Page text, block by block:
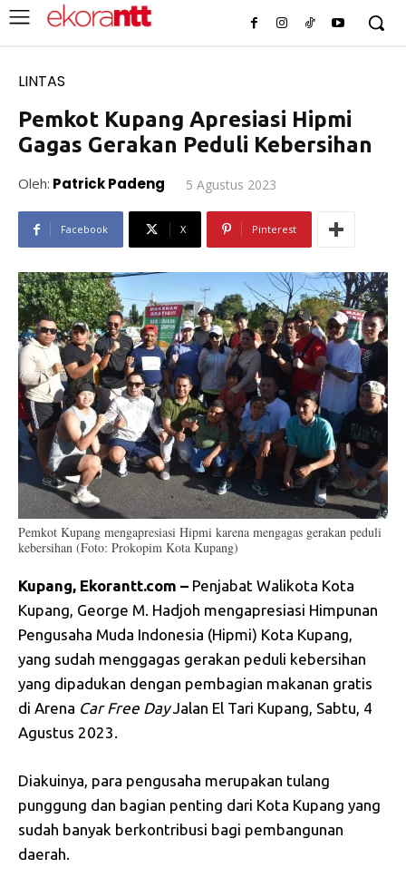
LINTAS
Pemkot Kupang Apresiasi Hipmi
Gagas Gerakan Peduli Kebersihan
Oleh: Patrick Padeng 5 Agustus 2023
Facebook X Pinterest
Pemkot Kupang mengapresiasi Hipmi karena mengagas gerakan peduli
kebersihan (Foto: Prokopim Kota Kupang)
Kupang, Ekorantt.com – Penjabat Walikota Kota
Kupang, George M. Hadjoh mengapresiasi Himpunan
Pengusaha Muda Indonesia (Hipmi) Kota Kupang,
yang sudah menggagas gerakan peduli kebersihan
yang dipadukan dengan pembagian makanan gratis
di Arena Car Free DayJalan El Tari Kupang, Sabtu, 4
Agustus 2023.
Diakuinya, para pengusaha merupakan tulang
punggung dan bagian penting dari Kota Kupang yang
sudah banyak berkontribusi bagi pembangunan
daerah.